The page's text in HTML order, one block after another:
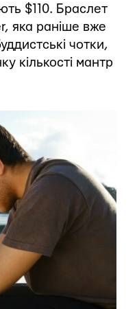
$110. Браслет
яка раніше вже
чотки,
кількості мантр